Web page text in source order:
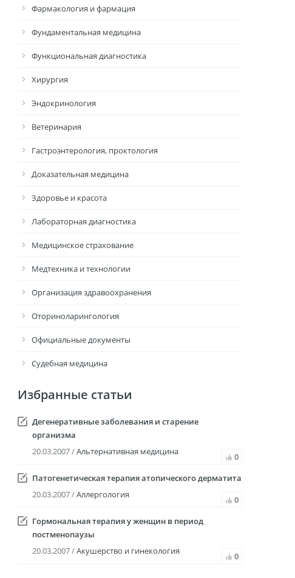
Фармакология и фармация
Фундаментальная медицина
Функциональная диагностика
Хирургия
Эндокринология
Ветеринария
Гастроэнтерология, проктология
Доказательная медицина
Здоровье и красота
Лабораторная диагностика
Медицинское страхование
Медтехника и технологии
Организация здравоохранения
Оториноларингология
Официальные документы
Судебная медицина
Избранные статьи
Дегенеративные заболевания и старение
организма
20.03.2007 /Альтернативная медицина
0
Патогенетическая терапия атопического дерматита
20.03.2007 /Аллергология
0
Гормональная терапия у женщин в период
постменопаузы
20.03.2007 /Акушерство и гинекология 0